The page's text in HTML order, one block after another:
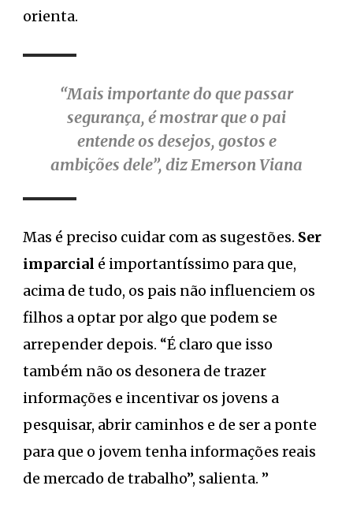
orienta.
“Mais importante do que passar
segurança, é mostrar que o pai
entende os desejos, gostos e
ambições dele”, diz Emerson Viana
Mas é preciso cuidar com as sugestões. Ser
imparcial é importantíssimo para que,
acima de tudo, os pais não influenciem os
filhos a optar por algo que podem se
arrepender depois. “É claro que isso
também não os desonera de trazer
informações e incentivar os jovens a
pesquisar, abrir caminhos e de ser a ponte
para que o jovem tenha informações reais
de mercado de trabalho”, salienta. ”